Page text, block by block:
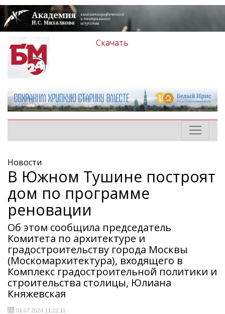
Скачать
Новости
В Южном Тушине построят
дом по программе
реновации
Об этом сообщила председатель
Комитета по архитектуре и
градостроительству города Москвы
(Москомархитектура), входящего в
Комплекс градостроительной политики и
строительства столицы, Юлиана
Княжевская
01.07.2024 11:22:11